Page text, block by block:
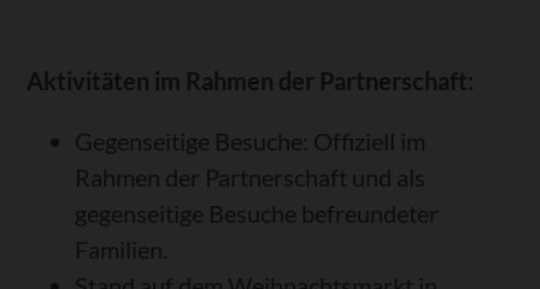
Aktivitäten im Rahmen der Partnerschaft:
Gegenseitige Besuche: Offiziell im
Rahmen der Partnerschaft und als
gegenseitige Besuche befreundeter
Familien.